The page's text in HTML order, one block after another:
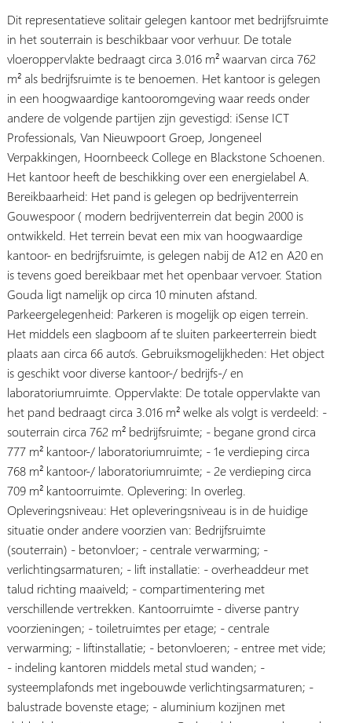
Dit representatieve solitair gelegen kantoor met bedrijfsruimte
in het souterrain is beschikbaar voor verhuur. De totale
vloeroppervlakte bedraagt circa 3.016 m² waarvan circa 762
m² als bedrijfsruimte is te benoemen. Het kantoor is gelegen
in een hoogwaardige kantooromgeving waar reeds onder
andere de volgende partijen zijn gevestigd: iSense ICT
Professionals, Van Nieuwpoort Groep, Jongeneel
Verpakkingen, Hoornbeeck College en Blackstone Schoenen.
Het kantoor heeft de beschikking over een energielabel A.
Bereikbaarheid: Het pand is gelegen op bedrijventerrein
Gouwespoor ( modern bedrijventerrein dat begin 2000 is
ontwikkeld. Het terrein bevat een mix van hoogwaardige
kantoor- en bedrijfsruimte, is gelegen nabij de A12 en A20 en
is tevens goed bereikbaar met het openbaar vervoer. Station
Gouda ligt namelijk op circa 10 minuten afstand.
Parkeergelegenheid: Parkeren is mogelijk op eigen terrein.
Het middels een slagboom af te sluiten parkeerterrein biedt
plaats aan circa 66 auto’s. Gebruiksmogelijkheden: Het object
is geschikt voor diverse kantoor-/ bedrijfs-/ en
laboratoriumruimte. Oppervlakte: De totale oppervlakte van
het pand bedraagt circa 3.016 m² welke als volgt is verdeeld: -
souterrain circa 762 m² bedrijfsruimte; - begane grond circa
777 m² kantoor-/ laboratoriumruimte; - 1e verdieping circa
768 m² kantoor-/ laboratoriumruimte; - 2e verdieping circa
709 m² kantoorruimte. Oplevering: In overleg.
Opleveringsniveau: Het opleveringsniveau is in de huidige
situatie onder andere voorzien van: Bedrijfsruimte
(souterrain) - betonvloer; - centrale verwarming; -
verlichtingsarmaturen; - lift installatie: - overheaddeur met
talud richting maaiveld; - compartimentering met
verschillende vertrekken. Kantoorruimte - diverse pantry
voorzieningen; - toiletruimtes per etage; - centrale
verwarming; - liftinstallatie; - betonvloeren; - entree met vide;
- indeling kantoren middels metal stud wanden; -
systeemplafonds met ingebouwde verlichtingsarmaturen; -
balustrade bovenste etage; - aluminium kozijnen met